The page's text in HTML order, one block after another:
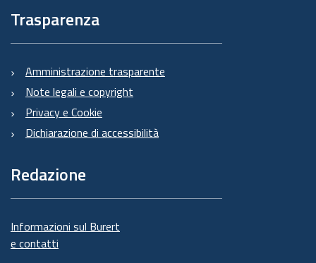
Trasparenza
Amministrazione trasparente
Note legali e copyright
Privacy e Cookie
Dichiarazione di accessibilità
Redazione
Informazioni sul Burert
e contatti